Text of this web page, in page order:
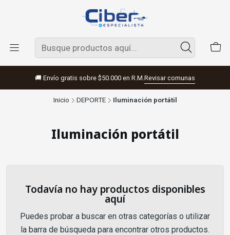
🚚 Envío gratis sobre $50.000 en R.M. Revisar comunas
Inicio DEPORTE Iluminación portátil
Iluminación portátil
Todavía no hay productos disponibles
aquí
Puedes probar a buscar en otras categorías o utilizar
la barra de búsqueda para encontrar otros productos.